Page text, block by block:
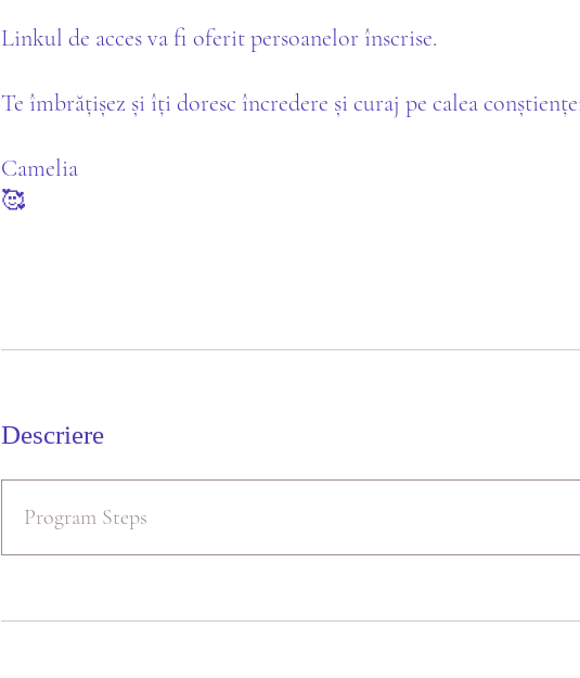
Linkul de acces va fi oferit persoanelor înscrise.
Te îmbrățișez și îți doresc încredere și curaj pe calea
Camelia
🥰
Descriere
Program Steps